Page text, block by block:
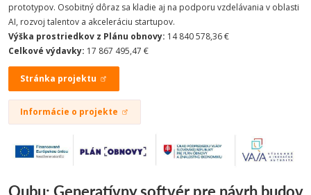
prototypov. Osobitný dôraz sa kladie aj na podporu vzdelávania v oblasti
AI, rozvoj talentov a akceleráciu startupov.
Výška prostriedkov z Plánu obnovy: 14 840 578,36 €
Celkové výdavky: 17 867 495,47 €
Stránka projektu
Informácie o projekte